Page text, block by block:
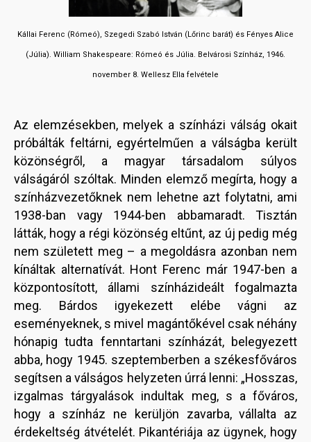
Kállai Ferenc (Rómeó), Szegedi Szabó István (Lőrinc barát) és Fényes Alice
(Júlia). William Shakespeare: Rómeó és Júlia. Belvárosi Színház, 1946.
november 8. Wellesz Ella felvétele
Az elemzésekben, melyek a színházi válság okait
próbálták feltárni, egyértelműen a válságba került
közönségről, a magyar társadalom súlyos
válságáról szóltak. Minden elemző megírta, hogy a
színházvezetőknek nem lehetne azt folytatni, ami
1938-ban vagy 1944-ben abbamaradt. Tisztán
látták, hogy a régi közönség eltűnt, az új pedig még
nem született meg – a megoldásra azonban nem
kínáltak alternatívát. Hont Ferenc már 1947-ben a
központosított, állami színházideált fogalmazta
meg. Bárdos igyekezett elébe vágni az
eseményeknek, s mivel magántőkével csak néhány
hónapig tudta fenntartani színházát, belegyezett
abba, hogy 1945. szeptemberben a székesfőváros
segítsen a válságos helyzeten úrrá lenni: „Hosszas,
izgalmas tárgyalások indultak meg, s a főváros,
hogy a színház ne kerüljön zavarba, vállalta az
érdekeltség átvételét. Pikantériája az ügynek, hogy